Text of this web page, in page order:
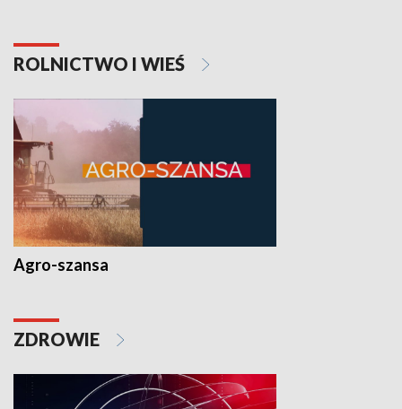
ROLNICTWO I WIEŚ
Agro-szansa
ZDROWIE